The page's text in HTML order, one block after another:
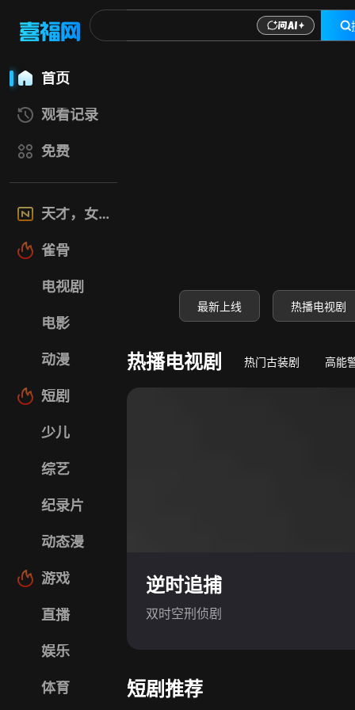
首页
观看记录
免费
天才，女友
雀骨
电视剧
电影
动漫
短剧
少儿
综艺
纪录片
动态漫
游戏
直播
娱乐
体育
最新上线 热播电视剧
热播电视剧 热门古装剧 高能
逆时追捕
双时空刑侦剧
短剧推荐